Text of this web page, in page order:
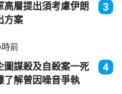
高層提出須考慮伊朗
方案
3
時前
圖謀殺及自殺案一死
解曾因噪音爭執
4